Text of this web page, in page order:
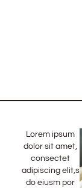
Lorem ipsum
dolor sit amet,
consectet
adipiscing
do eiusm por